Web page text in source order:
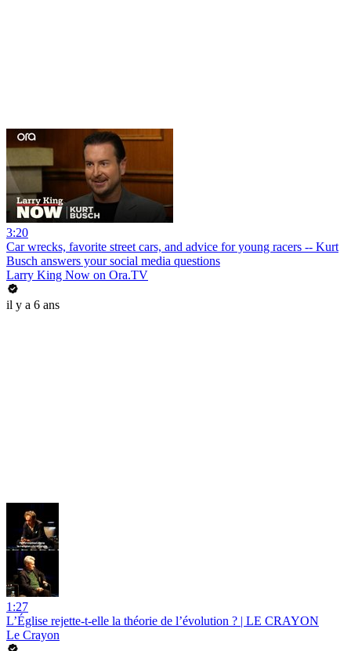
3:20
Car wrecks, favorite street cars, and advice for young racers -- Kurt
Busch answers your social media questions
Larry King Now on Ora.TV
il y a 6 ans
1:27
L’Église rejette-t-elle la théorie de l’évolution ? | LE CRAYON
Le Crayon